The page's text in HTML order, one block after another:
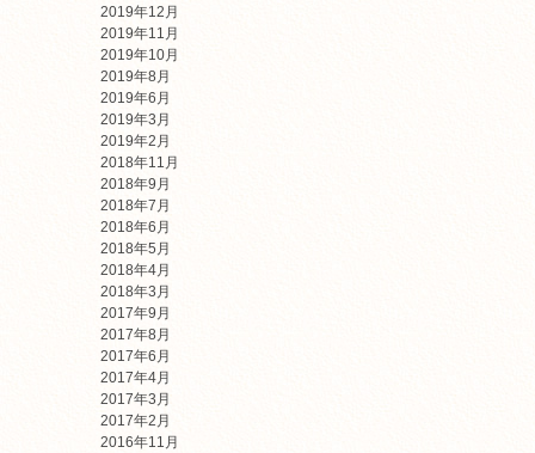
2019年12月
2019年11月
2019年10月
2019年8月
2019年6月
2019年3月
2019年2月
2018年11月
2018年9月
2018年7月
2018年6月
2018年5月
2018年4月
2018年3月
2017年9月
2017年8月
2017年6月
2017年4月
2017年3月
2017年2月
2016年11月